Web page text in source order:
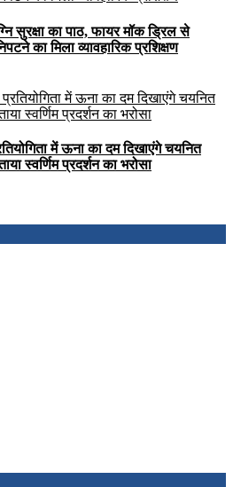
सुरक्षा का पाठ, फायर मॉक ड्रिल से
का मिला व्यावहारिक प्रशिक्षण
में ऊना का दम दिखाएंगे चयनित
स्वर्णिम प्रदर्शन का भरोसा